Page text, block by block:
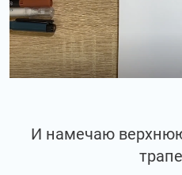
И намечаю